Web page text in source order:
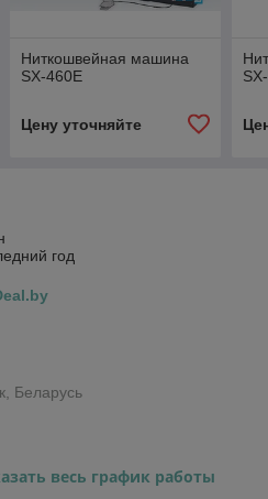
Ниткошвейная машина
SX-460E
Цену уточняйте
год
Беларусь
весь график работы